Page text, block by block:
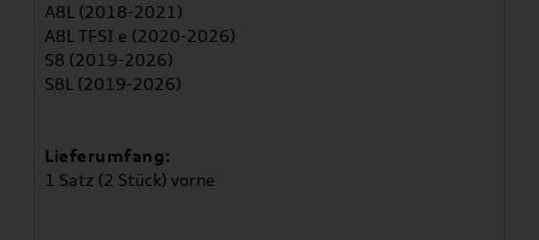
A8L (2018-2021)
A8L TFSI e (2020-2026)
S8 (2019-2026)
S8L (2019-2026)
Lieferumfang:
1 Satz (2 Stück) vorne